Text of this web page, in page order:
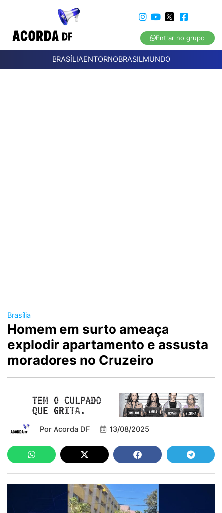
Entrar no grupo
BRASÍLIAENTORNOBRASILMUNDO
Brasília
Homem em surto ameaça
explodir apartamento e assusta
moradores no Cruzeiro
Por Acorda DF 13/08/2025